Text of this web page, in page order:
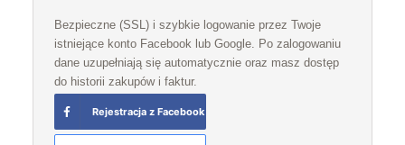
Bezpieczne (SSL) i szybkie logowanie przez Twoje
istniejące konto Facebook lub Google. Po zalogowaniu
dane uzupełniają się automatycznie oraz masz dostęp
do historii zakupów i faktur.
Rejestracja z Facebook